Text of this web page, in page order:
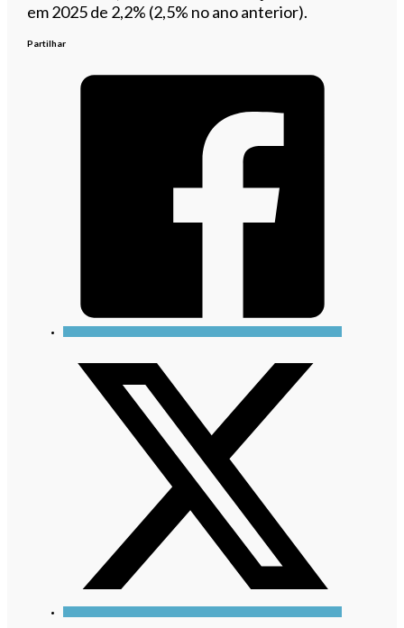
em 2025 de 2,2% (2,5% no ano anterior).
Partilhar